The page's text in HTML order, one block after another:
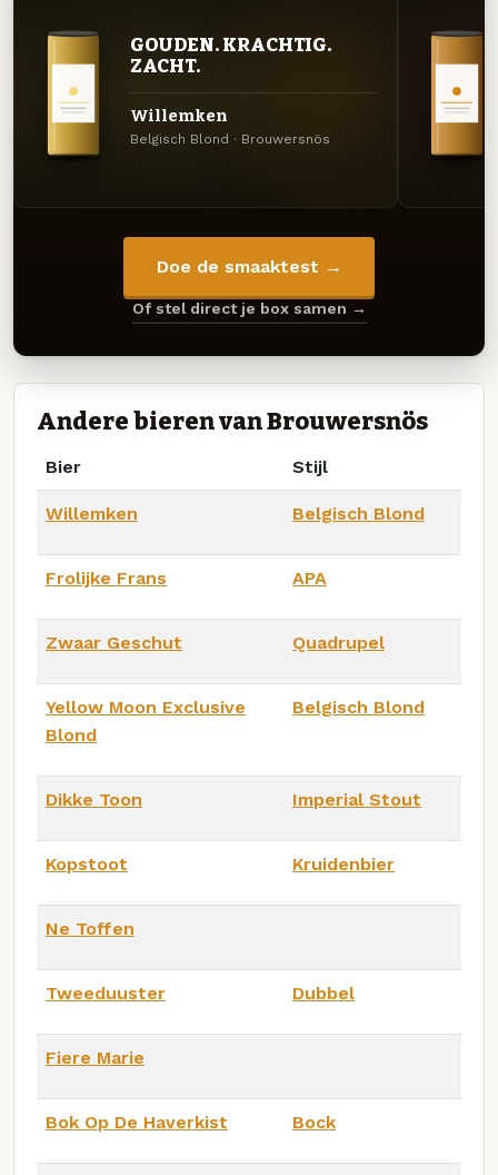
GOUDEN. KRACHTIG.
ZACHT.
Willemken
Belgisch Blond · Brouwersnös
Doe de smaaktest →
Of stel direct je box samen →
Andere bieren van Brouwersnös
Bier Stijl
Willemken Belgisch Blond
Frolijke Frans APA
Zwaar Geschut Quadrupel
Yellow Moon Exclusive
Blond
Belgisch Blond
Dikke Toon Imperial Stout
Kopstoot Kruidenbier
Ne Toffen
Tweeduuster Dubbel
Fiere Marie
Bok Op De Haverkist Bock